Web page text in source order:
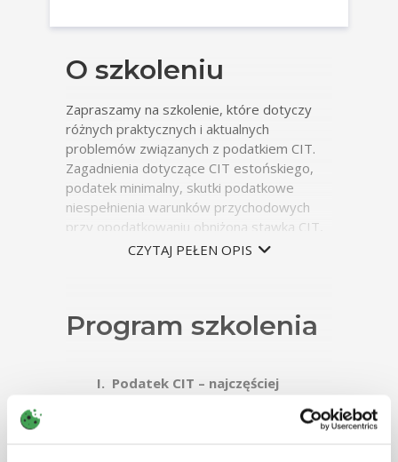
O szkoleniu
Zapraszamy na szkolenie, które dotyczy
różnych praktycznych i aktualnych
problemów związanych z podatkiem CIT.
Zagadnienia dotyczące CIT estońskiego,
podatek minimalny, skutki podatkowe
niespełnienia warunków przychodowych
przy opodatkowaniu obniżoną stawką CIT,
limity i wyłączenia dotyczące kosztów
pojawiające się pytania na spotkaniach
dotyczących podatku dochodowego od
często pojawiające się problematyczne
CZYTAJ PEŁEN OPIS
Program szkolenia
Podatek CIT – najczęściej